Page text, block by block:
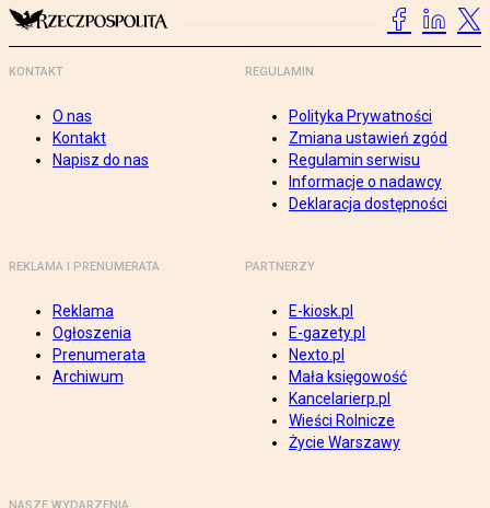
KONTAKT
O nas
Kontakt
Napisz do nas
REGULAMIN
Polityka Prywatności
Zmiana ustawień zgód
Regulamin serwisu
Informacje o nadawcy
Deklaracja dostępności
REKLAMA I PRENUMERATA
Reklama
Ogłoszenia
Prenumerata
Archiwum
PARTNERZY
E-kiosk.pl
E-gazety.pl
Nexto.pl
Mała księgowość
Kancelarierp.pl
Wieści Rolnicze
Życie Warszawy